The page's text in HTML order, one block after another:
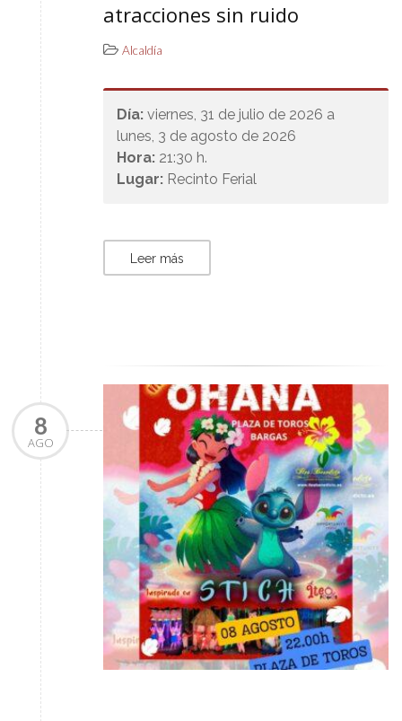
atracciones sin ruido
Alcaldía
Día: viernes, 31 de julio de 2026 a
lunes, 3 de agosto de 2026
Hora: 21:30 h.
Lugar: Recinto Ferial
Leer más
8
AGO